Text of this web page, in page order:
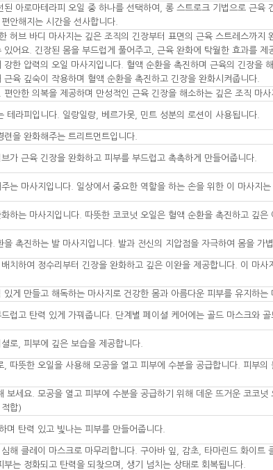
아로마테라피 오일 중 하나를 선택하여, 롱 스트로크 기법으로 근
안해지는 시간을 선사합니다.
허브 바디 마사지는 깊은 조직의 긴장부터 표면의 근육 스트레스까
어요. 긴장된 몸을 부드럽게 풀어주고, 근육 완화에 탁월한 효과를 제
한 압력의 오일 마사지입니다. 혈액 순환을 촉진하며 근육의 긴장을
육 깊숙이 작용하며 혈액 순환을 촉진하고 긴장을 완화시켜줍니다.
안한 의복을 제공하며 만성적인 근육 긴장을 해소하는 깊은 조직 마사
라피입니다. 일랑일랑, 베르가못, 민트 성분의 로션이 사용됩니다.
을 완화해주는 트리트먼트입니다.
가 근육 긴장을 완화하고 피부를 부드럽고 촉촉하게 만들어줍니다.
는 마사지입니다. 일상에서 중요한 역할을 하는 손을 위한 이 마사지
하는 마사지입니다. 따뜻한 코코넛 오일은 혈액 순환을 촉진하고 깊은
촉진하는 발 마사지입니다. 발과 전신의 지압점을 자극하여 몸을 가
치하여 정수리부터 긴장을 완화하고 깊은 이완을 제공합니다. 이 마
게 만들고 해독하는 마사지로 건강한 몸과 아름다운 피부를 유지하는
럽고 탄력 있게 가꿔줍니다. 단계별 페이셜 케어에는 골드 마스크와 골
로, 피부에 깊은 보습을 제공합니다.
따뜻한 오일을 사용해 모공을 열고 피부에 수분을 공급합니다. 피부
세요. 모공을 열고 피부에 수분을 공급하기 위해 데운 뜨거운 코코
합)
며 탄력 있고 빛나는 피부를 만들어줍니다.
해 클레이 마스크로 마무리합니다. 구아바 잎, 감초, 타마린드 화이
는 정화되고 탄력을 되찾으며, 생기 넘치는 상태로 회복됩니다.